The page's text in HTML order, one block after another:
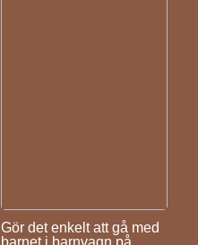
Gör det enkelt att gå med
barnet i barnvagn på